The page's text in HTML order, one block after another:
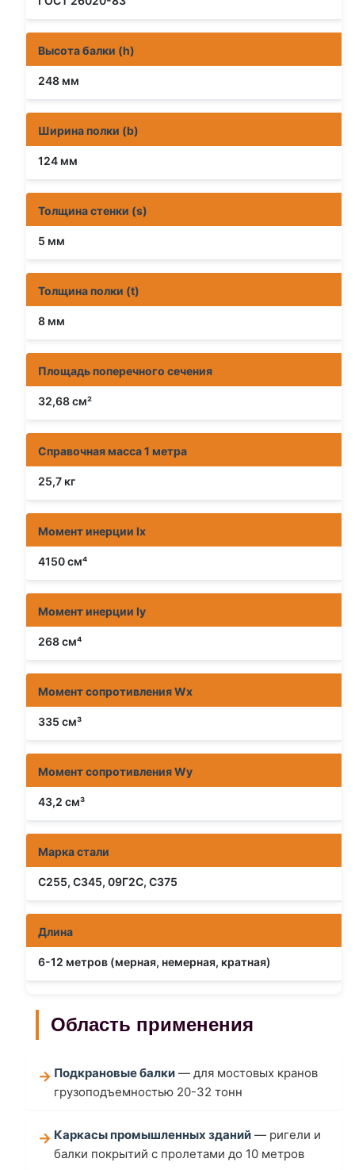
Высота балки (h)
248 мм
Ширина полки (b)
124 мм
Толщина стенки (s)
5 мм
Толщина полки (t)
8 мм
Площадь поперечного сечения
32,68 см²
Справочная масса 1 метра
25,7 кг
Момент инерции Ix
4150 см⁴
Момент инерции Iy
268 см⁴
Момент сопротивления Wx
335 см³
Момент сопротивления Wy
43,2 см³
Марка стали
С255, С345, 09Г2С, С375
Длина
6-12 метров (мерная, немерная, кратная)
Область применения
Подкрановые балки — для мостовых кранов
грузоподъемностью 20-32 тонн
Каркасы промышленных зданий — ригели и
балки покрытий с пролетами до 10 метров